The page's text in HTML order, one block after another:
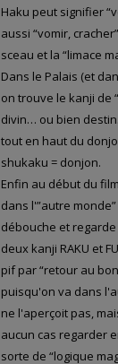
Haku peut signifier
aussi “vomir,
sceau et la “limace
Dans le Palais (et
on trouve le kanji de
divin… ou bien
tout en haut du
shukaku = donjon.
Enfin au début du
dans l'”autre
débouche et
deux kanji RAKU et
pif par “retour au
puisqu'on va dans
ne l'aperçoit pas,
aucun cas regarder
sorte de “logique